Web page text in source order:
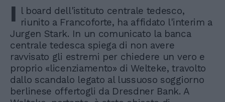
I l board dell'istituto centrale tedesco,
riunito a Francoforte, ha affidato l'interim a
Jurgen Stark. In un comunicato la banca
centrale tedesca spiega di non avere
ravvisato gli estremi per chiedere un vero e
proprio «licenziamento» di Welteke, travolto
dallo scandalo legato al lussuoso soggiorno
berlinese offertogli da Dresdner Bank. A